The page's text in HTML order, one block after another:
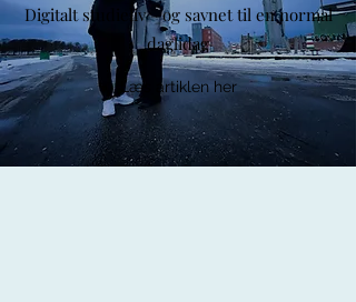
Digitalt studieliv - og savnet til en normal
daglidag
Læs artiklen her